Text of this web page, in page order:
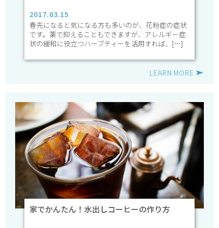
2017.03.15
春先になると気になる方も多いのが、花粉症の症状
です。薬で抑えることもできますが、アレルギー症
状の緩和に役立つハーブティーを活用すれば、[…]
LEARN MORE
家でかんたん！水出しコーヒーの作り方